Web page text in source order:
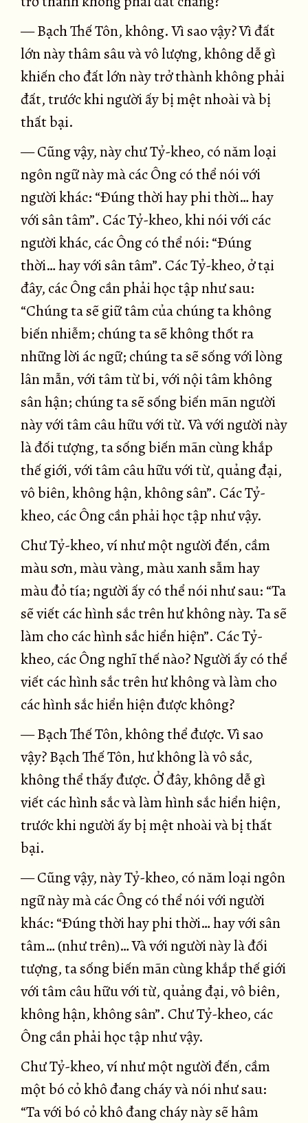
— Bạch Thế Tôn, không. Vì sao vậy? Vì đất
lớn này thâm sâu và vô lượng, không dễ gì
khiến cho đất lớn này trở thành không phải
đất, trước khi người ấy bị mệt nhoài và bị
thất bại.
— Cũng vậy, này chư Tỷ-kheo, có năm loại
ngôn ngữ này mà các Ông có thể nói với
người khác: “Ðúng thời hay phi thời… hay
với sân tâm”. Các Tỷ-kheo, khi nói với các
người khác, các Ông có thể nói: “Ðúng
thời… hay với sân tâm”. Các Tỷ-kheo, ở tại
đây, các Ông cần phải học tập như sau:
“Chúng ta sẽ giữ tâm của chúng ta không
biến nhiễm; chúng ta sẽ không thốt ra
những lời ác ngữ; chúng ta sẽ sống với lòng
lân mẫn, với tâm từ bi, với nội tâm không
sân hận; chúng ta sẽ sống biến mãn người
này với tâm câu hữu với từ. Và với người này
là đối tượng, ta sống biến mãn cùng khắp
thế giới, với tâm câu hữu với từ, quảng đại,
vô biên, không hận, không sân”. Các Tỷ-
kheo, các Ông cần phải học tập như vậy.
Chư Tỷ-kheo, ví như một người đến, cầm
màu sơn, màu vàng, màu xanh sẫm hay
màu đỏ tía; người ấy có thể nói như sau: “Ta
sẽ viết các hình sắc trên hư không này. Ta sẽ
làm cho các hình sắc hiển hiện”. Các Tỷ-
kheo, các Ông nghĩ thế nào? Người ấy có thể
viết các hình sắc trên hư không và làm cho
các hình sắc hiển hiện được không?
— Bạch Thế Tôn, không thể được. Vì sao
vậy? Bạch Thế Tôn, hư không là vô sắc,
không thể thấy được. Ở đây, không dễ gì
viết các hình sắc và làm hình sắc hiển hiện,
trước khi người ấy bị mệt nhoài và bị thất
bại.
— Cũng vậy, này Tỷ-kheo, có năm loại ngôn
ngữ này mà các Ông có thể nói với người
khác: “Ðúng thời hay phi thời… hay với sân
tâm… (như trên)… Và với người này là đối
tượng, ta sống biến mãn cùng khắp thế giới
với tâm câu hữu với từ, quảng đại, vô biên,
không hận, không sân”. Chư Tỷ-kheo, các
Ông cần phải học tập như vậy.
Chư Tỷ-kheo, ví như một người đến, cầm
một bó cỏ khô đang cháy và nói như sau:
“Ta với bó cỏ khô đang cháy này sẽ hâm